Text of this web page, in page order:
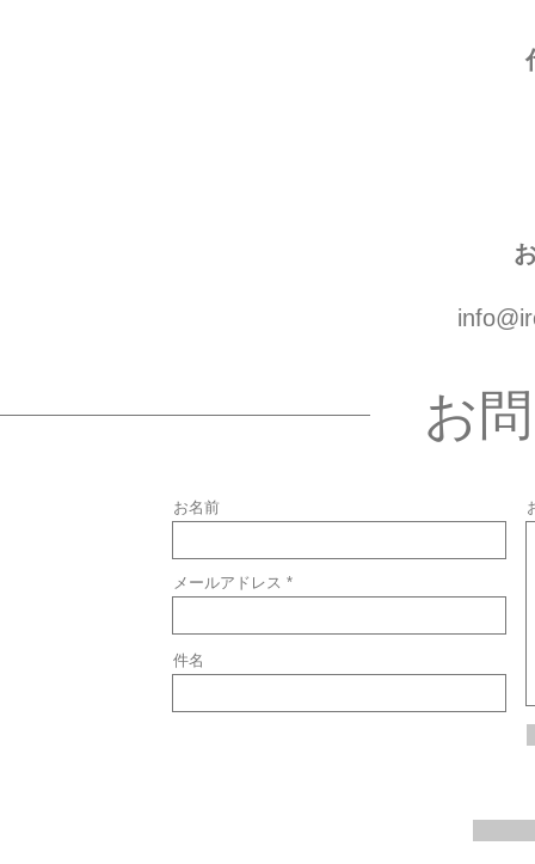
お
お名前
メールアドレス
件名